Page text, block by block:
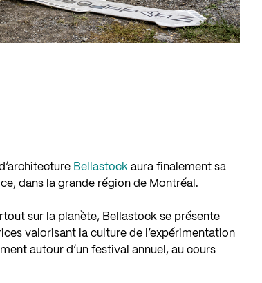
Bellastock aura finalement sa
dans la grande région de Montréal.
sur la planète, Bellastock se présente
valorisant la culture de l’expérimentation
autour d’un festival annuel, au cours